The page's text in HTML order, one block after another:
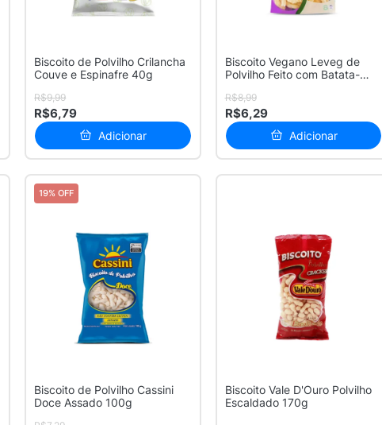
Biscoito de Polvilho Crilancha
Couve e Espinafre 40g
R$9,99
R$6,79
Adicionar
Biscoito Vegano Leveg de
Polvilho Feito com Batata-
R$8,99
R$6,29
Adicionar
19% OFF
Biscoito de Polvilho Cassini
Doce Assado 100g
Biscoito Vale D'Ouro Polvilho
Escaldado 170g